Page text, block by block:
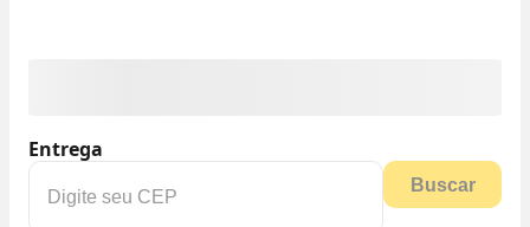
Entrega
Buscar